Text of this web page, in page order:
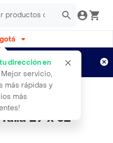
dirección en
Mejor servicio,
más rápidas y
más
semanas
Aplican TyC
Slim
29 x 32